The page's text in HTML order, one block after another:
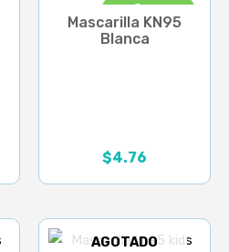
¡Oferta!
Mascarilla KN95
Blanca
era:
$6.80.
$4.76
es:
$4.76.
AGOTADO